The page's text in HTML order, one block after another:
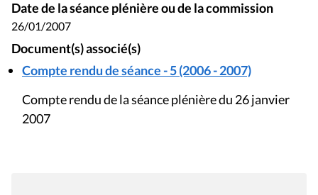
Date de la séance plénière ou de la commission
26/01/2007
Document(s) associé(s)
Compte rendu de séance - 5 (2006 - 2007)
Compte rendu de la séance plénière du 26 janvier
2007